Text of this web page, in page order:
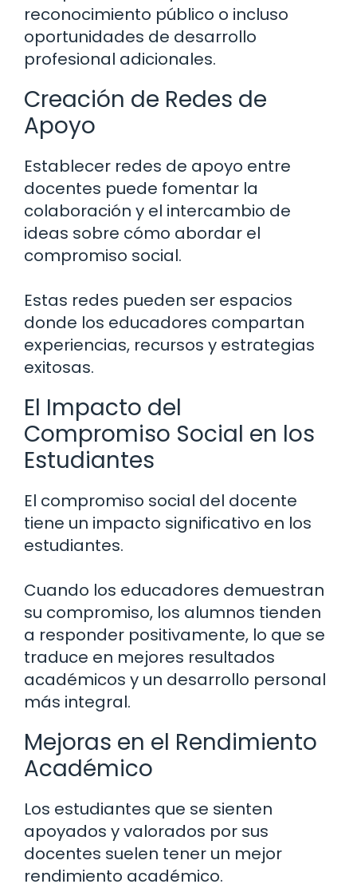
reconocimiento público o incluso
oportunidades de desarrollo
profesional adicionales.
Creación de Redes de
Apoyo
Establecer redes de apoyo entre
docentes puede fomentar la
colaboración y el intercambio de
ideas sobre cómo abordar el
compromiso social.
Estas redes pueden ser espacios
donde los educadores compartan
experiencias, recursos y estrategias
exitosas.
El Impacto del
Compromiso Social en los
Estudiantes
El compromiso social del docente
tiene un impacto significativo en los
estudiantes.
Cuando los educadores demuestran
su compromiso, los alumnos tienden
a responder positivamente, lo que se
traduce en mejores resultados
académicos y un desarrollo personal
más integral.
Mejoras en el Rendimiento
Académico
Los estudiantes que se sienten
apoyados y valorados por sus
docentes suelen tener un mejor
rendimiento académico.